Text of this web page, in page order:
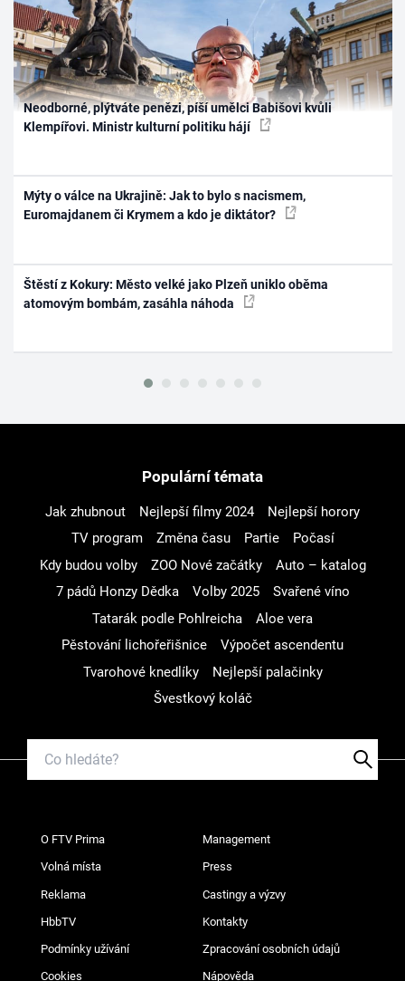
Neodborné, plýtváte penězi, píší umělci Babišovi kvůli
Klempířovi. Ministr kulturní politiku hájí
Mýty o válce na Ukrajině: Jak to bylo s nacismem,
Euromajdanem či Krymem a kdo je diktátor?
Štěstí z Kokury: Město velké jako Plzeň uniklo oběma
atomovým bombám, zasáhla náhoda
Populární témata
Jak zhubnout Nejlepší filmy 2024
Nejlepší horory
TV program
Změna času Partie
Počasí
Kdy budou volby
ZOO Nové začátky
Auto – katalog
7 pádů Honzy Dědka
Volby 2025
Svařené víno
Tatarák podle Pohlreicha
Aloe vera
Pěstování lichořeřišnice
Výpočet ascendentu
Tvarohové knedlíky
Nejlepší palačinky
Švestkový koláč
O FTV Prima Management
Volná místa Press
Reklama Castingy a výzvy
HbbTV Kontakty
Podmínky užívání Zpracování osobních údajů
Cookies Nápověda